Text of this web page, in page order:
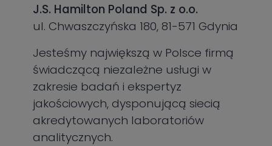
J.S. Hamilton Poland Sp. z o.o.
ul. Chwaszczyńska 180, 81-571 Gdynia
Jesteśmy największą w Polsce firmą
świadczącą niezależne usługi w
zakresie badań i ekspertyz
jakościowych, dysponującą siecią
akredytowanych laboratoriów
analitycznych.